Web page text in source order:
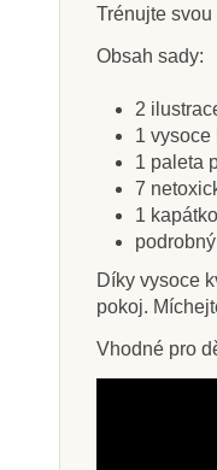
obrázků -
-
255
Přidat
Trénujte svou
Obsah sady:
2
1 vysoce
1 paleta
7
1
Díky vysoce
pokoj.
Vhodné pro